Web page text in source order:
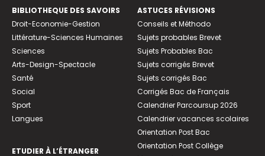
BIBLIOTHEQUE DES SAVOIRS
Droit-Economie-Gestion
Littérature-Sciences Humaines
Sciences
Arts-Design-Spectacle
Santé
Social
Sport
Langues
ETUDIER À L’ÉTRANGER
ASTUCES RÉVISIONS
Conseils et Méthodo
Sujets probables Brevet
Sujets Probables Bac
Sujets corrigés Brevet
Sujets corrigés Bac
Corrigés Bac de Français
Calendrier Parcoursup 2026
Calendrier vacances scolaires
Orientation Post Bac
Orientation Post Collège